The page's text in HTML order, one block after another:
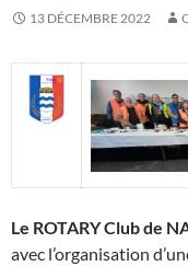
13 DÉCEMBRE 2022
Le ROTARY Club de
avec l’organisation